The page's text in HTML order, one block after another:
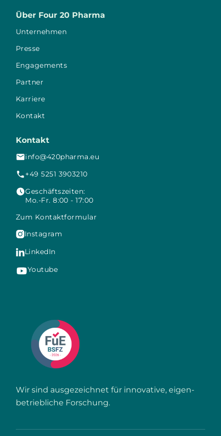
Über Four 20 Pharma
Unternehmen
Presse
Engagements
Partner
Karriere
Kontakt
Kontakt
info@420pharma.eu
+49 5251 3903210
Geschäftszeiten:
Mo.-Fr. 8:00 - 17:00
Zum Kontaktformular
Instagram
LinkedIn
Youtube
Wir sind ausgezeichnet für innovative, eigen­
betriebliche Forschung.